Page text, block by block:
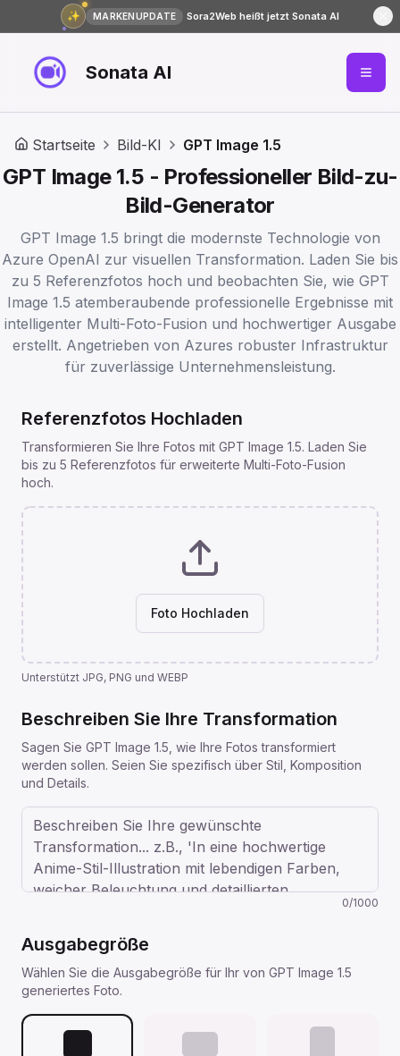
✨ MARKENUPDATE Sora2Web heißt jetzt Sonata AI
Sonata AI
Startseite Bild-KI GPT Image 1.5
GPT Image 1.5 - Professioneller Bild-zu-
Bild-Generator
GPT Image 1.5 bringt die modernste Technologie von
Azure OpenAI zur visuellen Transformation. Laden Sie bis
zu 5 Referenzfotos hoch und beobachten Sie, wie GPT
Image 1.5 atemberaubende professionelle Ergebnisse mit
intelligenter Multi-Foto-Fusion und hochwertiger Ausgabe
erstellt. Angetrieben von Azures robuster Infrastruktur
für zuverlässige Unternehmensleistung.
Referenzfotos Hochladen
Transformieren Sie Ihre Fotos mit GPT Image 1.5. Laden Sie
bis zu 5 Referenzfotos für erweiterte Multi-Foto-Fusion
hoch.
Foto Hochladen
Unterstützt JPG, PNG und WEBP
Beschreiben Sie Ihre Transformation
Sagen Sie GPT Image 1.5, wie Ihre Fotos transformiert
werden sollen. Seien Sie spezifisch über Stil, Komposition
und Details.
0/1000
Ausgabegröße
Wählen Sie die Ausgabegröße für Ihr von GPT Image 1.5
generiertes Foto.